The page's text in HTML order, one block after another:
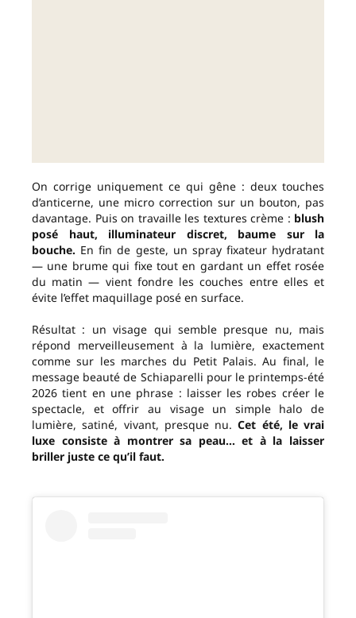
On corrige uniquement ce qui gêne : deux touches
d’anticerne, une micro correction sur un bouton, pas
davantage. Puis on travaille les textures crème : blush
posé haut, illuminateur discret, baume sur la
bouche. En fin de geste, un spray fixateur hydratant
— une brume qui fixe tout en gardant un effet rosée
du matin — vient fondre les couches entre elles et
évite l’effet maquillage posé en surface.
Résultat : un visage qui semble presque nu, mais
répond merveilleusement à la lumière, exactement
comme sur les marches du Petit Palais. Au final, le
message beauté de Schiaparelli pour le printemps-été
2026 tient en une phrase : laisser les robes créer le
spectacle, et offrir au visage un simple halo de
lumière, satiné, vivant, presque nu.Cet été, le vrai
luxe consiste à montrer sa peau… et à la laisser
briller juste ce qu’il faut.